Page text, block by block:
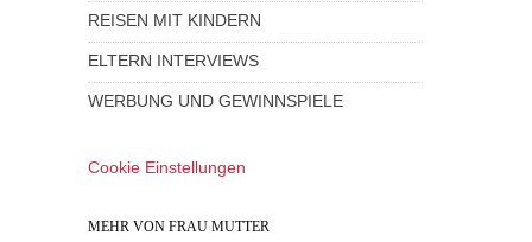
REISEN MIT KINDERN
ELTERN INTERVIEWS
WERBUNG UND GEWINNSPIELE
Cookie Einstellungen
MEHR VON FRAU MUTTER